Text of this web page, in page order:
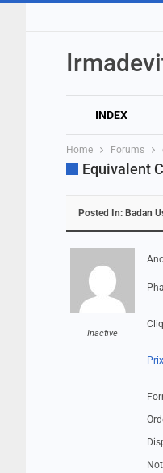
INDEX
Home Forums
Equivalent
Posted In: Badan
Inactive